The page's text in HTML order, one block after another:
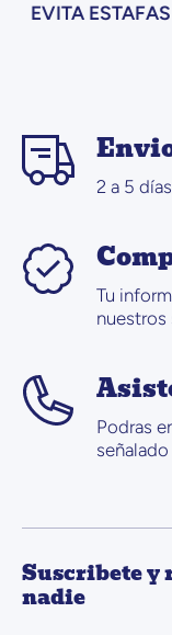
ESTAFAS— La
2 a 5
Tu
nuestros
Podras
Suscribete y
nadie